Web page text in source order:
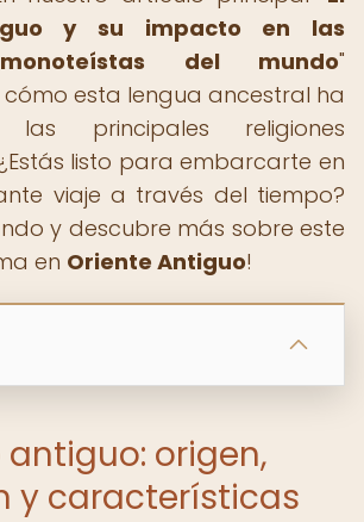
y su impacto en las
del mundo"
esta lengua ancestral ha
principales religiones
listo para embarcarte en
viaje a través del tiempo?
y descubre más sobre este
en Oriente Antiguo!
antiguo: origen,
y características